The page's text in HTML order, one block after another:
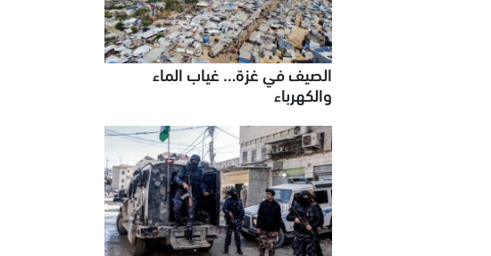
الصيف في غزة… غياب الماء
والكهرباء